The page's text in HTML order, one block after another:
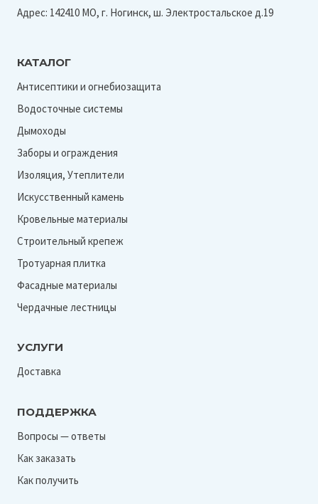
Адрес: 142410 МО, г. Ногинск, ш. Электростальское д.19
КАТАЛОГ
Антисептики и огнебиозащита
Водосточные системы
Дымоходы
Заборы и ограждения
Изоляция, Утеплители
Искусственный камень
Кровельные материалы
Строительный крепеж
Тротуарная плитка
Фасадные материалы
Чердачные лестницы
УСЛУГИ
Доставка
ПОДДЕРЖКА
Вопросы — ответы
Как заказать
Как получить